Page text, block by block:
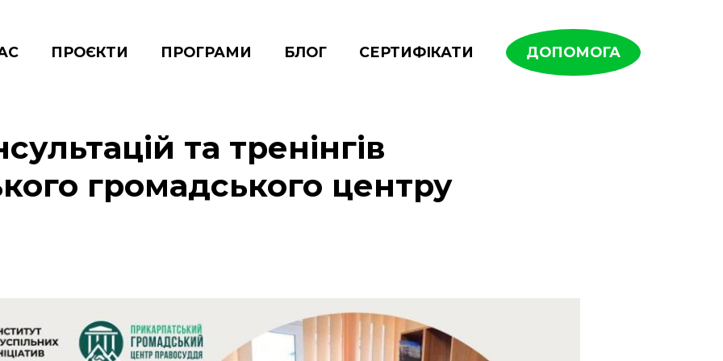
ПРОЄКТИ ПРОГРАМИ БЛОГ СЕРТИФІКАТИ ДОПОМОГА
та тренінгів
громадського центру